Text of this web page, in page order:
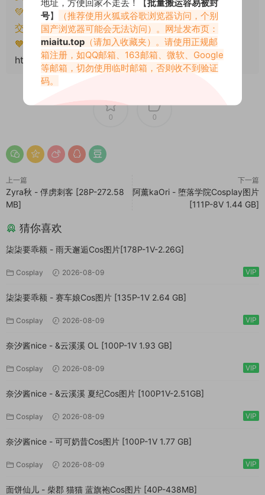
💚本文资源均来源网友分享，若侵犯了您的权益可以提
交工单处理。
🧡转载请注明出处！原文链接：
https://miaitu.cc/81342.html
0 0
上一篇
Zyra秋 - 俘虏刺客 [28P-272.58
MB]
下一篇
阿薰kaOri - 堕落学院Cosplay图片
[111P-8V 1.44 GB]
猜你喜欢
柒柒要乖额 - 雨天邂逅Cos图片[178P-1V-2.26G]
Cosplay 2026-08-09 VIP
柒柒要乖额 - 赛车娘Cos图片 [135P-1V 2.64 GB]
Cosplay 2026-08-09 VIP
奈汐酱nice - &云溪溪 OL [100P-1V 1.93 GB]
Cosplay 2026-08-09 VIP
奈汐酱nice - &云溪溪 夏纪Cos图片 [100P1V-2.51GB]
Cosplay 2026-08-09 VIP
奈汐酱nice - 可可奶昔Cos图片 [100P-1V 1.77 GB]
Cosplay 2026-08-09 VIP
面饼仙儿 - 柴郡 猫猫 蓝旗袍Cos图片 [40P-438MB]
地址，方便回家不走丢！【批量搬运容易被封
号】
（推荐使用火狐或谷歌浏览器访问，个别
国产浏览器可能会无法访问）。网址发布页：
miaitu.top （请加入收藏夹）。请使用正规邮
箱注册，如QQ邮箱、163邮箱、微软、Google
等邮箱，切勿使用临时邮箱，否则收不到验证
码。